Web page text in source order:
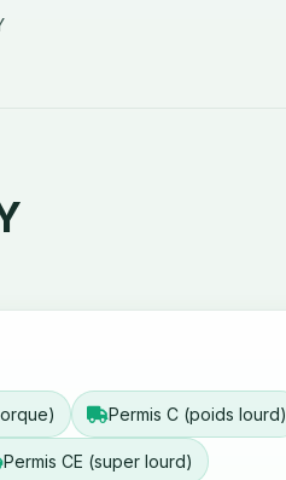
Permis C (poids lourd)
Permis CE (super lourd)